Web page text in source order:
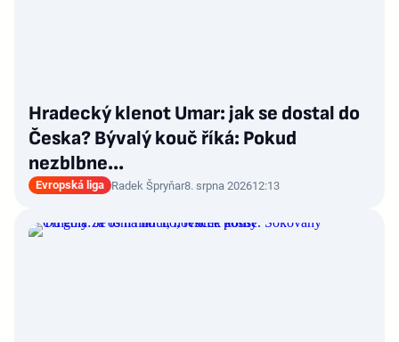
Hradecký klenot Umar: jak se dostal do
Česka? Bývalý kouč říká: Pokud
nezblbne...
Evropská liga Radek Špryňar8. srpna 202612:13